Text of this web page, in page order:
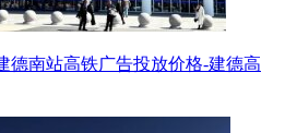
德南站高铁广告投放价格-建德高